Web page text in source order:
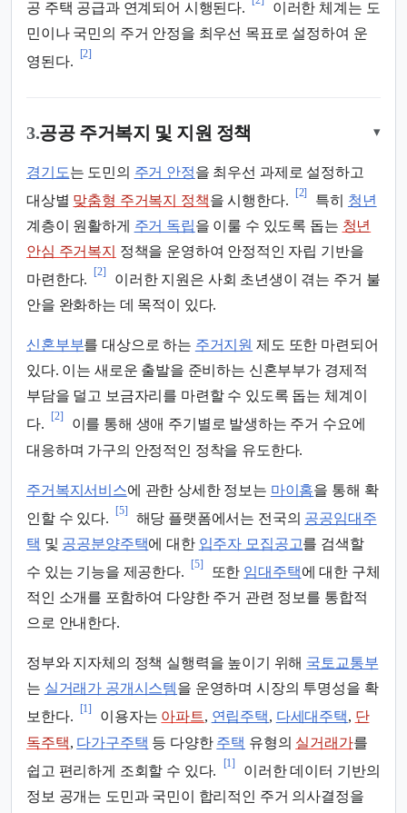
공 주택 공급과 연계되어 시행된다.
이러한 체계는 도
민이나 국민의 주거 안정을 최우선 목표로 설정하여 운
영된다.
[2]
3.공공 주거복지 및 지원 정책 ▾
경기도는 도민의 주거 안정을 최우선 과제로 설정하고
대상별 맞춤형 주거복지 정책을 시행한다.
[2]
특히 청년
계층이 원활하게 주거 독립을 이룰 수 있도록 돕는 청년
안심 주거복지
정책을 운영하여 안정적인 자립 기반을
마련한다.
[2]
이러한 지원은 사회 초년생이 겪는 주거 불
안을 완화하는 데 목적이 있다.
신혼부부를 대상으로 하는 주거지원 제도 또한 마련되어
있다. 이는 새로운 출발을 준비하는 신혼부부가 경제적
부담을 덜고 보금자리를 마련할 수 있도록 돕는 체계이
다.
[2]
이를 통해 생애 주기별로 발생하는 주거 수요에
대응하며 가구의 안정적인 정착을 유도한다.
주거복지서비스에 관한 상세한 정보는 마이홈을 통해 확
인할 수 있다.
[5]
해당 플랫폼에서는 전국의 공공임대주
택 및 공공분양주택에 대한 입주자 모집공고를 검색할
수 있는 기능을 제공한다.
[5]
또한 임대주택에 대한 구체
적인 소개를 포함하여 다양한 주거 관련 정보를 통합적
으로 안내한다.
정부와 지자체의 정책 실행력을 높이기 위해 국토교통부
는 실거래가 공개시스템을 운영하며 시장의 투명성을 확
보한다.
[1]
이용자는 아파트, 연립주택, 다세대주택, 단
독주택, 다가구주택 등 다양한 주택 유형의 실거래가를
쉽고 편리하게 조회할 수 있다.
[1]
이러한 데이터 기반의
정보 공개는 도민과 국민이 합리적인 주거 의사결정을